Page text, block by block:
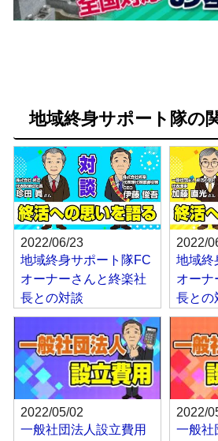
地域終身サポート隊の
2022/06/23
地域終身サポート隊FC
オーナーさんと終楽社
長との対談
2022/
地域終
オーナ
長との
2022/05/02
一般社団法人設立費用
2022/
一般社